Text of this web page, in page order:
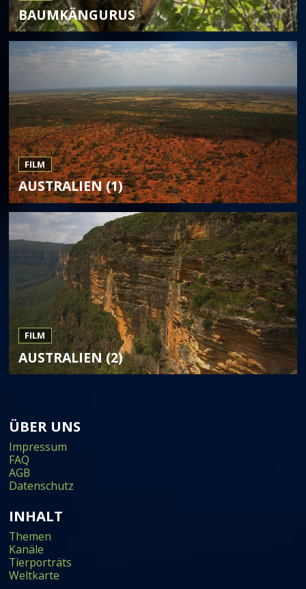
BAUMKÄNGURUS
FILM
AUSTRALIEN (1)
FILM
AUSTRALIEN (2)
ÜBER UNS
Impressum
FAQ
AGB
Datenschutz
INHALT
Themen
Kanäle
Tierporträts
Weltkarte